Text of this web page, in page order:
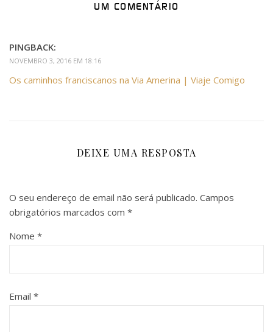
UM COMENTÁRIO
PINGBACK:
NOVEMBRO 3, 2016 EM 18:16
Os caminhos franciscanos na Via Amerina | Viaje Comigo
DEIXE UMA RESPOSTA
O seu endereço de email não será publicado. Campos
obrigatórios marcados com *
Nome *
Email *